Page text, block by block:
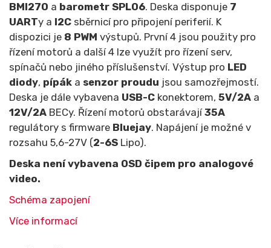
BMI270 a barometr SPL06. Deska disponuje 7
UARTy a I2C sběrnicí pro připojení periferií. K
dispozici je 8 PWM výstupů. První 4 jsou použity pro
řízení motorů a další 4 lze využít pro řízení serv,
spínačů nebo jiného příslušenství. Výstup pro LED
diody, pípák a senzor proudu jsou samozřejmostí.
Deska je dále vybavena USB-C konektorem, 5V/2A a
12V/2A BECy. Řízení motorů obstarávají35A
regulátory s firmware Bluejay. Napájení je možné v
rozsahu 5,6-27V (2-6S Lipo).
Deska není vybavena OSD čipem pro analogové
video.
Schéma zapojení
Více informací